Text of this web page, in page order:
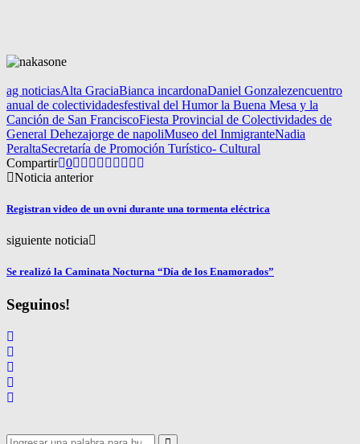
ag noticiasAlta GraciaBianca incardonaDaniel Gonzalezencuentro
anual de colectividadesfestival del Humor la Buena Mesa y la
Canción de San FranciscoFiesta Provincial de Colectividades de
General Dehezajorge de napoliMuseo del InmigranteNadia
PeraltaSecretaría de Promoción Turístico- Cultural
Compartir 0
Noticia anterior
Registran video de un ovni durante una tormenta eléctrica
siguiente noticia
Se realizó la Caminata Nocturna “Día de los Enamorados”
Seguinos!
Search